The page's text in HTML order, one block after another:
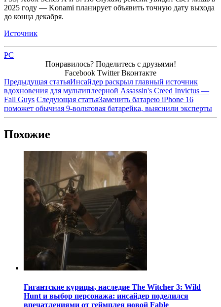
2025 году — Konami планирует объявить точную дату выхода
до конца декабря.
Источник
PC
Понравилось? Поделитесь с друзьями!
Facebook Twitter Вконтакте
Предыдущая статьяИнсайдер раскрыл главный источник
вдохновения для мультиплеерной Assassin's Creed Invictus —
Fall Guys Следующая статьяЗаменить батарею iPhone 16
поможет обычная 9-вольтовая батарейка, выяснили эксперты
Похожие
Гигантские курицы, наследие The Witcher 3: Wild
Hunt и выбор персонажа: инсайдер поделился
впечатлениями от геймплея новой Fable